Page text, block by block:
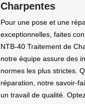
Charpentes
Pour une pose et une
exceptionnelles, faites
NTB-40 Traitement de
notre équipe assure des
normes les plus strictes.
réparation, notre savoir-
un travail de qualité.